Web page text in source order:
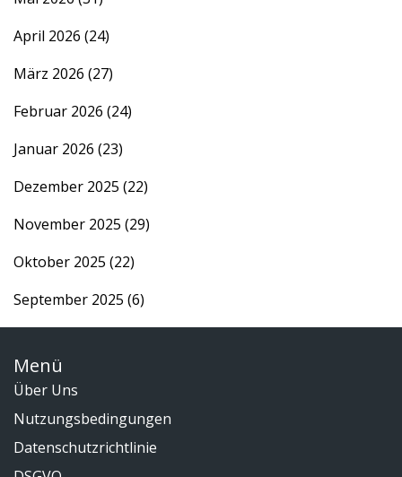
April 2026 (24)
März 2026 (27)
Februar 2026 (24)
Januar 2026 (23)
Dezember 2025 (22)
November 2025 (29)
Oktober 2025 (22)
September 2025 (6)
Menü
Über Uns
Nutzungsbedingungen
Datenschutzrichtlinie